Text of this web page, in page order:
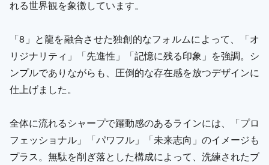
れる世界観を象徴しています。
「8」と龍を融合させた独創的なフォルムによって、「オ
リジナリティ」「先進性」「記憶に残る印象」を強調。シ
ンプルでありながらも、圧倒的な存在感を放つデザインに
仕上げました。
全体に流れるシャープで躍動感のあるラインには、「プロ
フェッショナル」「パワフル」「未来志向」のイメージも
プラス。無駄を削ぎ落とした構成によって、洗練されたブ